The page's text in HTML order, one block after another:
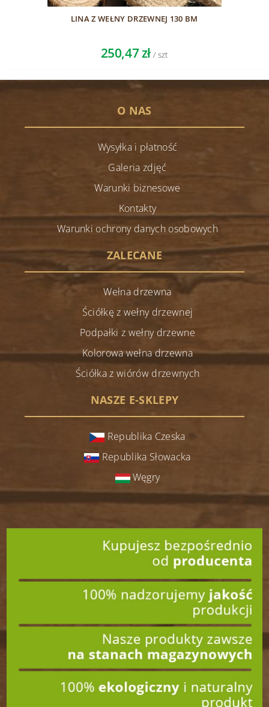
LINA Z WEŁNY DRZEWNEJ 130 BM
250,47 zł / szt
O NAS
Wysyłka i płatność
Galeria zdjęć
Warunki biznesowe
Kontakty
Warunki ochrony danych osobowych
ZALECANE
Wełna drzewna
Ściółkę z wełny drzewnej
Podpałki z wełny drzewne
Kolorowa wełna drzewna
Ściółka z wiórów drzewnych
NASZE E-SKLEPY
Republika Czeska
Republika Słowacka
Węgry